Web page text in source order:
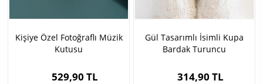
Kişiye Özel Fotoğraflı Müzik
Kutusu
529,90 TL
Gül Tasarımlı İsimli Kupa
Bardak Turuncu
314,90 TL